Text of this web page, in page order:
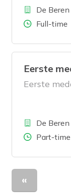
BedrijfDe
Aantal uren
Full-time
Eerste
Eerste
BedrijfDe
Aantal uren
Part-time
Vorige